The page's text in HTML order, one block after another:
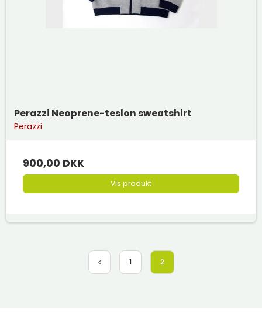
Perazzi Neoprene-teslon sweatshirt
Perazzi
900,00 DKK
Vis produkt
1 2